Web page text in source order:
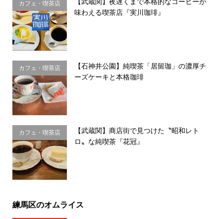
カフェ・喫茶店
【武蔵関】夜遅くまで本格的なコーヒーが
味わえる喫茶店『実川珈琲』
カフェ・喫茶店
【石神井公園】純喫茶「居留珈」の濃厚チ
ーズケーキと本格珈琲
カフェ・喫茶店
【武蔵関】商店街で見つけた〝昭和レト
ロ〟な純喫茶『花冠』
練馬区のオムライス